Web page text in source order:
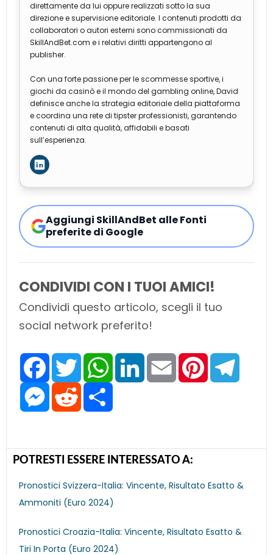
direttamente da lui oppure realizzati sotto la sua
direzione e supervisione editoriale. I contenuti prodotti da
collaboratori o autori esterni sono commissionati da
SkillAndBet.com e i relativi diritti appartengono al
publisher.
Con una forte passione per le scommesse sportive, i
giochi da casinò e il mondo del gambling online, David
definisce anche la strategia editoriale della piattaforma
e coordina una rete di tipster professionisti, garantendo
contenuti di alta qualità, affidabili e basati
sull’esperienza.
Aggiungi SkillAndBet alle Fonti
preferite di Google
CONDIVIDI CON I TUOI AMICI!
Condividi questo articolo, scegli il tuo
social network preferito!
F
a
c
e
b
o
o
T
w
i
t
e
W
a
L
n
k
E
m
a
P
n
M
e
s
s
g
e
r
R
d
d
S
POTRESTI ESSERE INTERESSATO A:
Pronostici Svizzera-Italia: Vincente, Risultato Esatto &
Ammoniti (Euro 2024)
Pronostici Croazia-Italia: Vincente, Risultato Esatto &
Tiri In Porta (Euro 2024)